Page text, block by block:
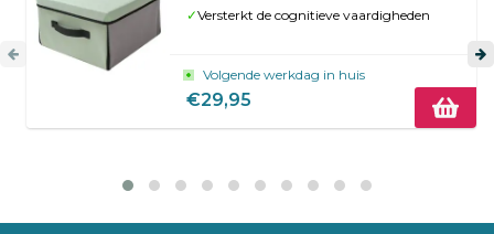
✓Versterkt de cognitieve vaardigheden
Volgende werkdag in huis
€29,95